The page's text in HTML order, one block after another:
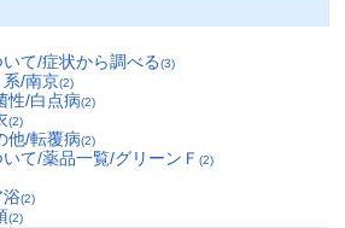
て/症状から調べる(3)
/南京(2)
性/白点病(2)
(2)
他/転覆病(2)
て/薬品一覧/グリーンＦ (2)
(2)
(2)